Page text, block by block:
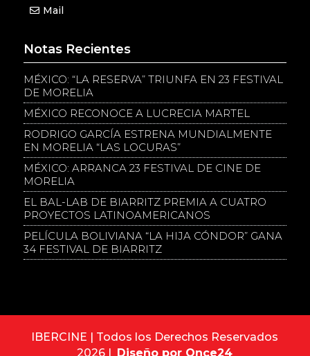
Mail
Notas Recientes
MÉXICO: “LA RESERVA” TRIUNFA EN 23 FESTIVAL
DE MORELIA
MÉXICO RECONOCE A LUCRECIA MARTEL
RODRIGO GARCÍA ESTRENA MUNDIALMENTE
EN MORELIA “LAS LOCURAS”
MÉXICO: ARRANCA 23 FESTIVAL DE CINE DE
MORELIA
EL BAL-LAB DE BIARRITZ PREMIA A CUATRO
PROYECTOS LATINOAMERICANOS
PELÍCULA BOLIVIANA “LA HIJA CÓNDOR” GANA
34 FESTIVAL DE BIARRITZ
IBERCINE | Todos los Derechos Reservados
2026 | Diseño por Once24